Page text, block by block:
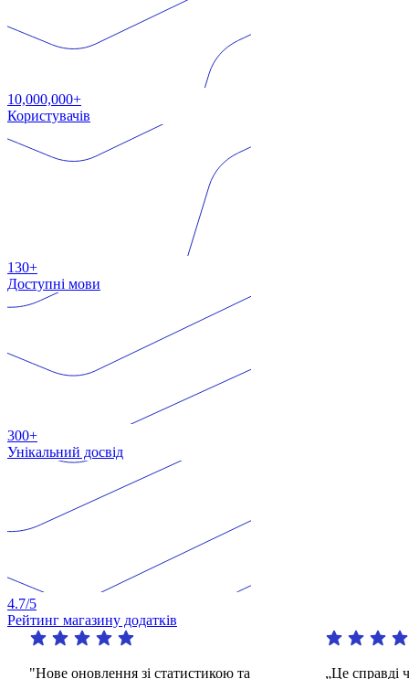
10,000,000+
Користувачів
130+
Доступні мови
300+
Унікальний досвід
4.7/5
Рейтинг магазину додатків
"Нове оновлення зі статистикою та
„Це справді